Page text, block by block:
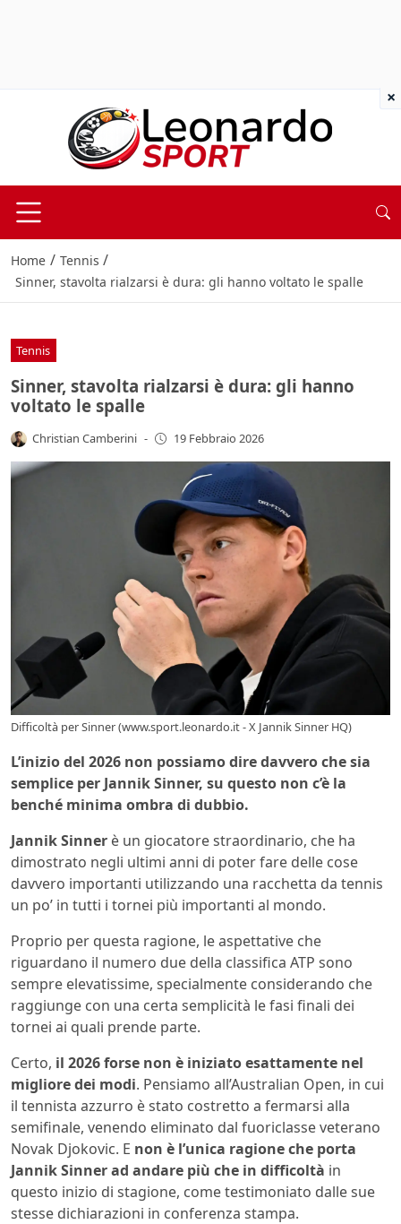
Home / Tennis /
Sinner, stavolta rialzarsi è dura: gli hanno voltato le spalle
Tennis
Sinner, stavolta rialzarsi è dura: gli hanno
voltato le spalle
Christian Camberini - 19 Febbraio 2026
Difficoltà per Sinner (www.sport.leonardo.it - X Jannik Sinner HQ)
L’inizio del 2026 non possiamo dire davvero che sia
semplice per Jannik Sinner, su questo non c’è la
benché minima ombra di dubbio.
Jannik Sinner è un giocatore straordinario, che ha
dimostrato negli ultimi anni di poter fare delle cose
davvero importanti utilizzando una racchetta da tennis
un po’ in tutti i tornei più importanti al mondo.
Proprio per questa ragione, le aspettative che
riguardano il numero due della classifica ATP sono
sempre elevatissime, specialmente considerando che
raggiunge con una certa semplicità le fasi finali dei
tornei ai quali prende parte.
Certo, il 2026 forse non è iniziato esattamente nel
migliore dei modi. Pensiamo all’Australian Open, in cui
il tennista azzurro è stato costretto a fermarsi alla
semifinale, venendo eliminato dal fuoriclasse veterano
Novak Djokovic. E non è l’unica ragione che porta
Jannik Sinner ad andare più che in difficoltà in
questo inizio di stagione, come testimoniato dalle sue
stesse dichiarazioni in conferenza stampa.
×